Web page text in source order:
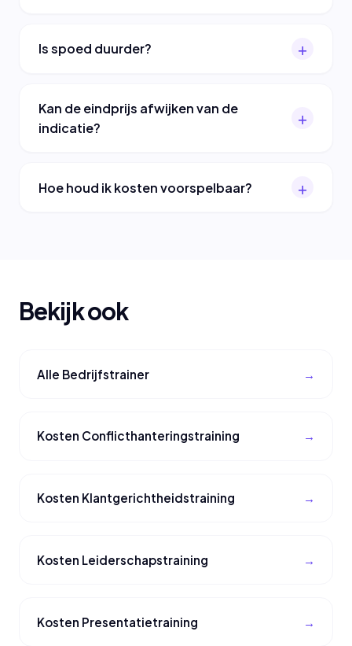
Is spoed duurder?
Kan de eindprijs afwijken van de
indicatie?
Hoe houd ik kosten voorspelbaar?
Bekijk ook
Alle Bedrijfstrainer
Kosten Conflicthanteringstraining
Kosten Klantgerichtheidstraining
Kosten Leiderschapstraining
Kosten Presentatietraining